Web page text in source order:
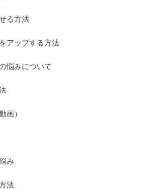
る方法
アップする方法
悩みについて
画）
み
法